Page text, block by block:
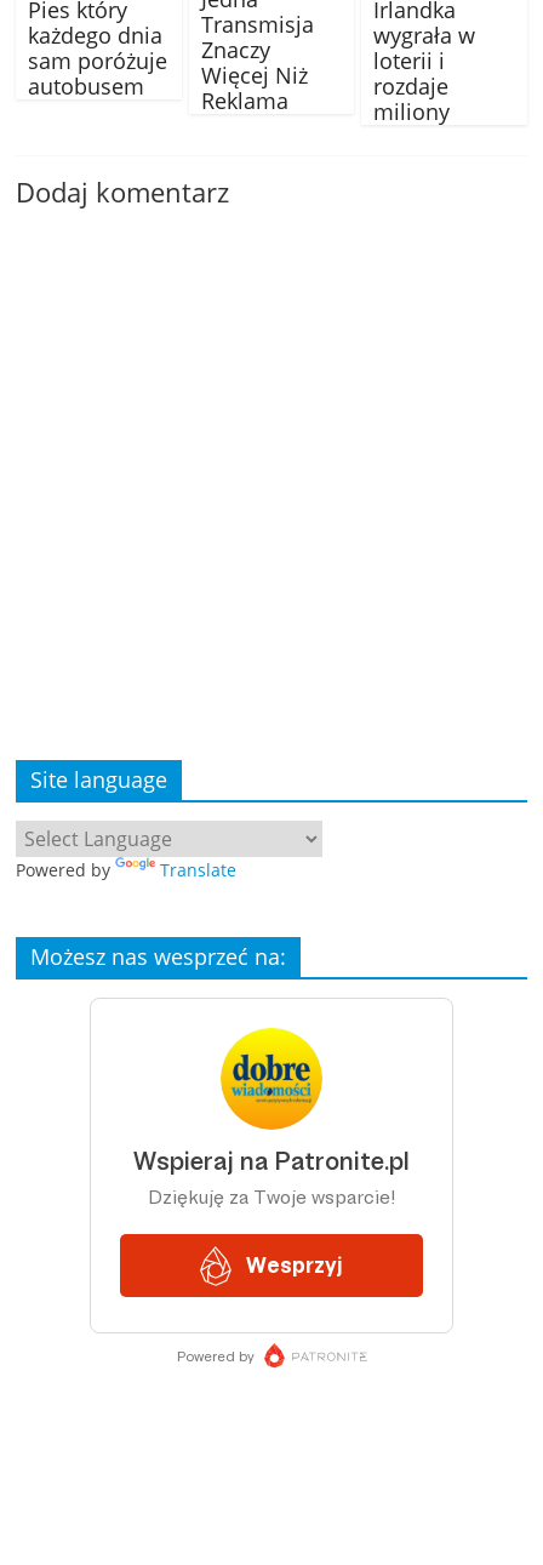
Pies który
każdego dnia
sam poróżuje
autobusem
Transmisja
Znaczy
Więcej Niż
Reklama
Irlandka
wygrała w
loterii i
rozdaje
miliony
Dodaj komentarz
Site language
Powered by Translate
Możesz nas wesprzeć na: